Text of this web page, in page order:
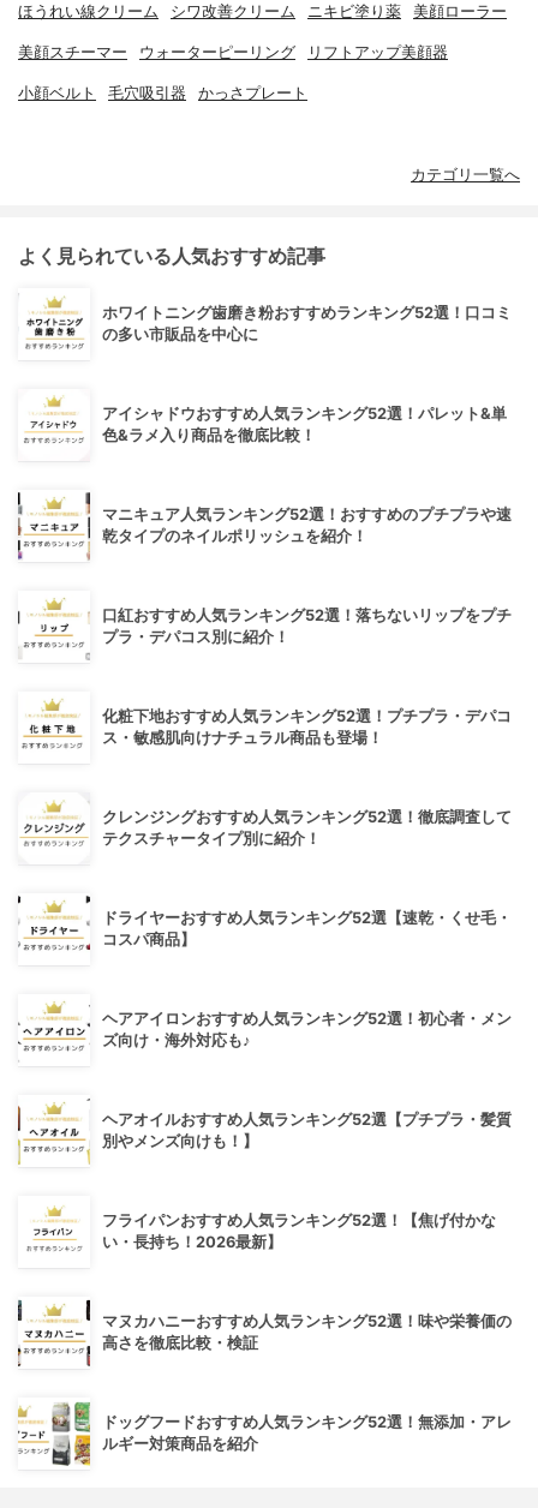
ほうれい線クリーム シワ改善クリーム ニキビ塗り薬 美顔ローラー
美顔スチーマー ウォーターピーリング リフトアップ美顔器
小顔ベルト 毛穴吸引器 かっさプレート
カテゴリ一覧へ
よく見られている人気おすすめ記事
ホワイトニング歯磨き粉おすすめランキング52選！口コミ
の多い市販品を中心に
アイシャドウおすすめ人気ランキング52選！パレット&単
色&ラメ入り商品を徹底比較！
マニキュア人気ランキング52選！おすすめのプチプラや速
乾タイプのネイルポリッシュを紹介！
口紅おすすめ人気ランキング52選！落ちないリップをプチ
プラ・デパコス別に紹介！
化粧下地おすすめ人気ランキング52選！プチプラ・デパコ
ス・敏感肌向けナチュラル商品も登場！
クレンジングおすすめ人気ランキング52選！徹底調査して
テクスチャータイプ別に紹介！
ドライヤーおすすめ人気ランキング52選【速乾・くせ毛・
コスパ商品】
ヘアアイロンおすすめ人気ランキング52選！初心者・メン
ズ向け・海外対応も♪
ヘアオイルおすすめ人気ランキング52選【プチプラ・髪質
別やメンズ向けも！】
フライパンおすすめ人気ランキング52選！【焦げ付かな
い・長持ち！2026最新】
マヌカハニーおすすめ人気ランキング52選！味や栄養価の
高さを徹底比較・検証
ドッグフードおすすめ人気ランキング52選！無添加・アレ
ルギー対策商品を紹介